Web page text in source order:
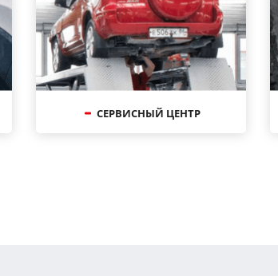
СЕРВИСНЫЙ ЦЕНТР